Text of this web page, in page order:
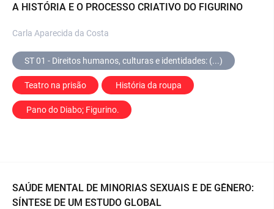
A HISTÓRIA E O PROCESSO CRIATIVO DO FIGURINO
Carla Aparecida da Costa
ST 01 - Direitos humanos, culturas e identidades: (...)
Teatro na prisão História da roupa
Pano do Diabo; Figurino.
SAÚDE MENTAL DE MINORIAS SEXUAIS E DE GÊNERO:
SÍNTESE DE UM ESTUDO GLOBAL